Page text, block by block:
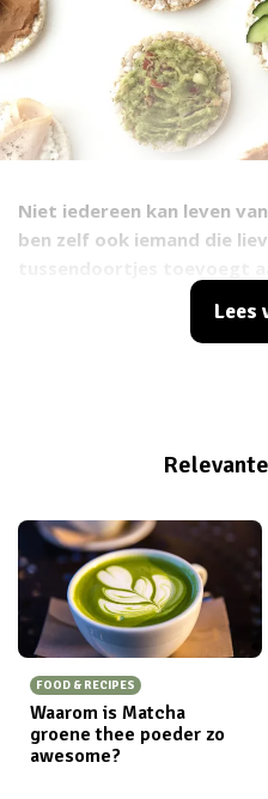
Niet iedereen kan leven
ben zelf ook iemand die
eetschema. Maar het
supermarkt biedt nou ook
Lees
FOOD & RECIPES
Waarom is Matcha
groene thee poeder zo
awesome?